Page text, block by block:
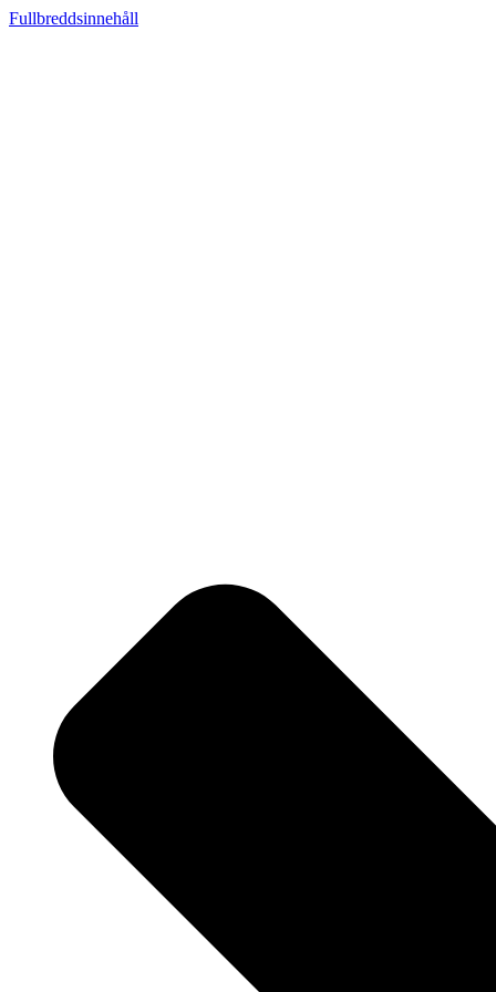
Fullbreddsinnehåll